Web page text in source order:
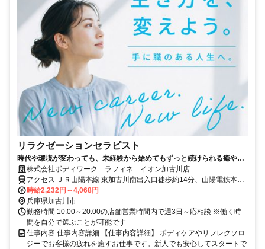
リラクゼーションセラピスト
時代や環境が変わっても、未経験から始めてもずっと続けられる癒やし
の仕事。手に職を身につけて、生き方を変えよう。
株式会社ボディワーク ラフィネ イオン加古川店
アクセス ＪＲ山陽本線 東加古川南出入口徒歩約14分、山陽電鉄本線
別府（兵庫県）徒歩約33分、ＪＲ加古川線 加古川南口徒歩約38分 最
寄駅：東加古川駅
時給2,232円～4,068円
兵庫県加古川市
勤務時間 10:00～20:00の店舗営業時間内で週3日～応相談 ※働く時
間を自分で選ぶことが可能です
仕事内容 仕事内容詳細 【仕事内容詳細】 ボディケアやリフレクソロ
ジーでお客様の疲れを癒すお仕事です。新人でも安心してスタートで